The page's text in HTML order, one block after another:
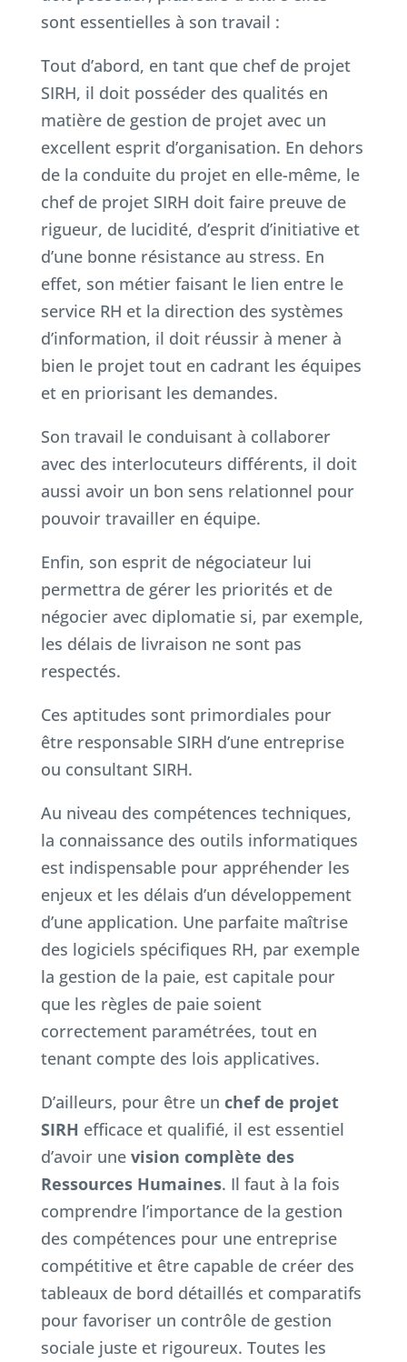
sont essentielles à son travail :
Tout d’abord, en tant que chef de projet
SIRH, il doit posséder des qualités en
matière de gestion de projet avec un
excellent esprit d’organisation. En dehors
de la conduite du projet en elle-même, le
chef de projet SIRH doit faire preuve de
rigueur, de lucidité, d’esprit d’initiative et
d’une bonne résistance au stress. En
effet, son métier faisant le lien entre le
service RH et la direction des systèmes
d’information, il doit réussir à mener à
bien le projet tout en cadrant les équipes
et en priorisant les demandes.
Son travail le conduisant à collaborer
avec des interlocuteurs différents, il doit
aussi avoir un bon sens relationnel pour
pouvoir travailler en équipe.
Enfin, son esprit de négociateur lui
permettra de gérer les priorités et de
négocier avec diplomatie si, par exemple,
les délais de livraison ne sont pas
respectés.
Ces aptitudes sont primordiales pour
être responsable SIRH d’une entreprise
ou consultant SIRH.
Au niveau des compétences techniques,
la connaissance des outils informatiques
est indispensable pour appréhender les
enjeux et les délais d’un développement
d’une application. Une parfaite maîtrise
des logiciels spécifiques RH, par exemple
la gestion de la paie, est capitale pour
que les règles de paie soient
correctement paramétrées, tout en
tenant compte des lois applicatives.
D’ailleurs, pour être un chef de projet
SIRH efficace et qualifié, il est essentiel
d’avoir une vision complète des
Ressources Humaines. Il faut à la fois
comprendre l’importance de la gestion
des compétences pour une entreprise
compétitive et être capable de créer des
tableaux de bord détaillés et comparatifs
pour favoriser un contrôle de gestion
sociale juste et rigoureux. Toutes les